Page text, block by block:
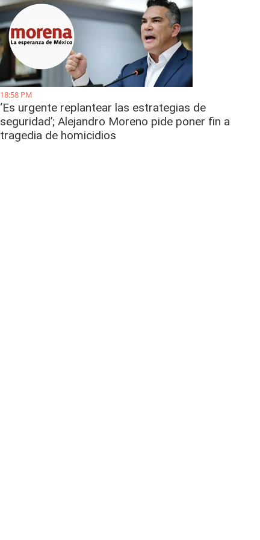
18:58 PM
‘Es urgente replantear las estrategias de
seguridad’; Alejandro Moreno pide poner fin a
tragedia de homicidios